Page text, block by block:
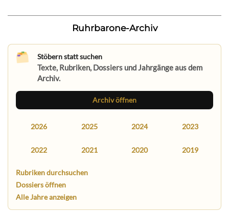
Ruhrbarone-Archiv
Stöbern statt suchen
Texte, Rubriken, Dossiers und Jahrgänge aus dem
Archiv.
Archiv öffnen
2026 2025 2024 2023
2022 2021 2020 2019
Rubriken durchsuchen
Dossiers öffnen
Alle Jahre anzeigen